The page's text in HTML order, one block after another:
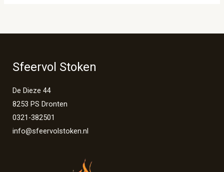
Sfeervol Stoken
De Dieze 44
8253 PS Dronten
0321-382501
info@sfeervolstoken.nl